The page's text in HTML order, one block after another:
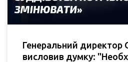
Генеральний директор
висловив думку: